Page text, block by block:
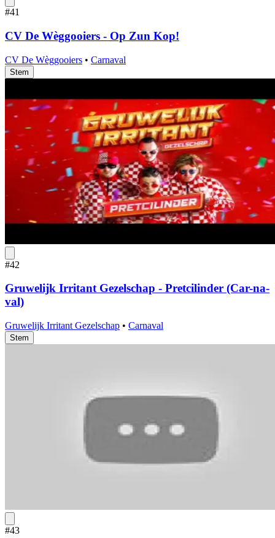
#41
CV De Wèggooiers - Op Zun Kop!
CV De Wèggooiers • Carnaval
Stem
#42
Gruwelijk Irritant Gezelschap - Pretcilinder (Car-na-
val)
Gruwelijk Irritant Gezelschap • Carnaval
Stem
#43